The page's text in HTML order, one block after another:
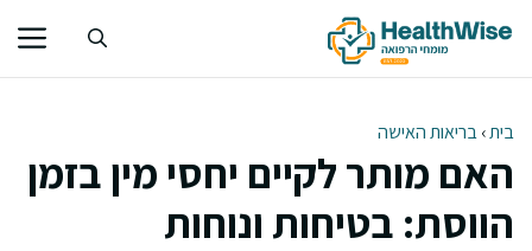
לתוכן
בית›בריאות האישה
האם מותר לקיים יחסי מין בזמן
הווסת: בטיחות ונוחות